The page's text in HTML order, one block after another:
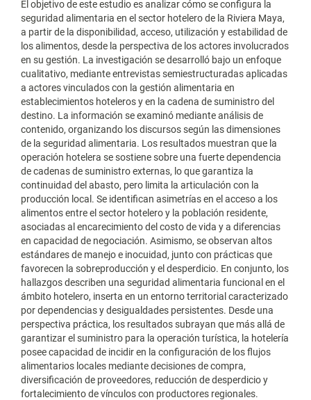
El objetivo de este estudio es analizar cómo se configura la
seguridad alimentaria en el sector hotelero de la Riviera Maya,
a partir de la disponibilidad, acceso, utilización y estabilidad de
los alimentos, desde la perspectiva de los actores involucrados
en su gestión. La investigación se desarrolló bajo un enfoque
cualitativo, mediante entrevistas semiestructuradas aplicadas
a actores vinculados con la gestión alimentaria en
establecimientos hoteleros y en la cadena de suministro del
destino. La información se examinó mediante análisis de
contenido, organizando los discursos según las dimensiones
de la seguridad alimentaria. Los resultados muestran que la
operación hotelera se sostiene sobre una fuerte dependencia
de cadenas de suministro externas, lo que garantiza la
continuidad del abasto, pero limita la articulación con la
producción local. Se identifican asimetrías en el acceso a los
alimentos entre el sector hotelero y la población residente,
asociadas al encarecimiento del costo de vida y a diferencias
en capacidad de negociación. Asimismo, se observan altos
estándares de manejo e inocuidad, junto con prácticas que
favorecen la sobreproducción y el desperdicio. En conjunto, los
hallazgos describen una seguridad alimentaria funcional en el
ámbito hotelero, inserta en un entorno territorial caracterizado
por dependencias y desigualdades persistentes. Desde una
perspectiva práctica, los resultados subrayan que más allá de
garantizar el suministro para la operación turística, la hotelería
posee capacidad de incidir en la configuración de los flujos
alimentarios locales mediante decisiones de compra,
diversificación de proveedores, reducción de desperdicio y
fortalecimiento de vínculos con productores regionales.